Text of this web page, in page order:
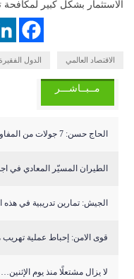
الاستثمار بشكل كبير لمكافحة
الاقتصاد العالمي الدول
مــبــاشـــر
الحاج حسن: 7 جولات من المفاوضات لم تقدم شيئًا للبن...
الطيران المسيّر المعادي في
الجيش: تمارين تدريبية في هذه
قوى الامن: إحباط عملية
لا يزال مشتعلًا منذ يوم